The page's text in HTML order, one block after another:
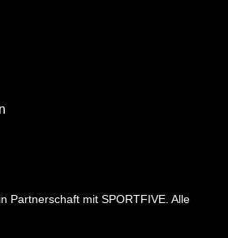
Partnerschaft mit SPORTFIVE. Alle